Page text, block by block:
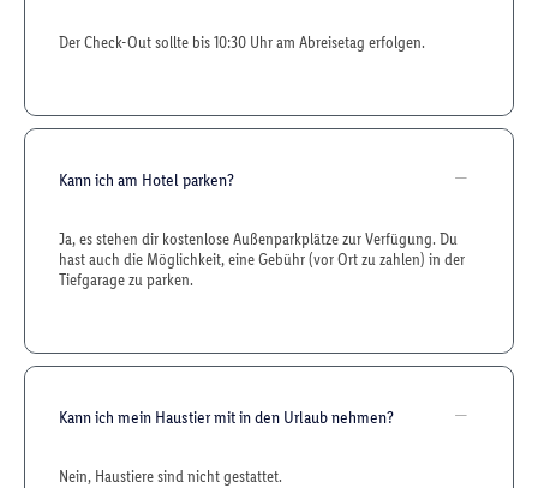
Der Check-Out sollte bis 10:30 Uhr am Abreisetag erfolgen.
Kann ich am Hotel parken?
Ja, es stehen dir kostenlose Außenparkplätze zur Verfügung. Du
hast auch die Möglichkeit, eine Gebühr (vor Ort zu zahlen) in der
Tiefgarage zu parken.
Kann ich mein Haustier mit in den Urlaub nehmen?
Nein, Haustiere sind nicht gestattet.